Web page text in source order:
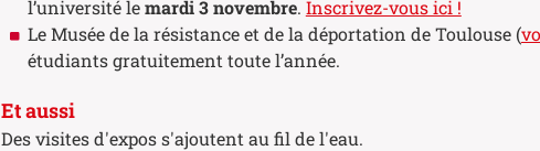
l’université lemardi 3 novembre. Inscrivez-vous ici !
Le Musée de la résistance et de la déportation de Toulouse (
étudiants gratuitement toute l’année.
Et aussi
Des visites d'expos s'ajoutent au fil de l'eau.